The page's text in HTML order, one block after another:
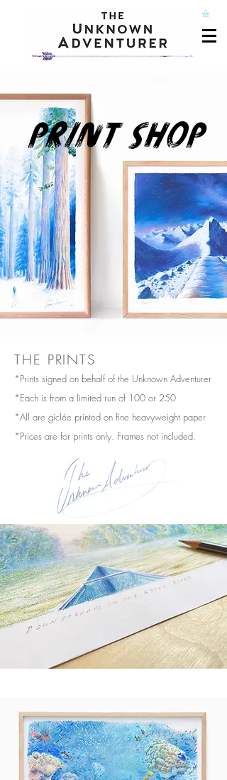
PRINT SHOP
THE PRINTS
*Prints signed on behalf of the Unknown Adventurer
*Each is from a limited run of 100 or 250
*All are giclée printed on fine heavyweight paper
*Prices are for prints only. Frames not included.